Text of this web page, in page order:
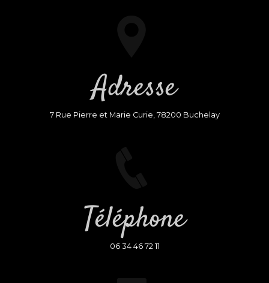
Adresse
7 Rue Pierre et Marie Curie, 78200 Buchelay
Téléphone
06 34 46 72 11